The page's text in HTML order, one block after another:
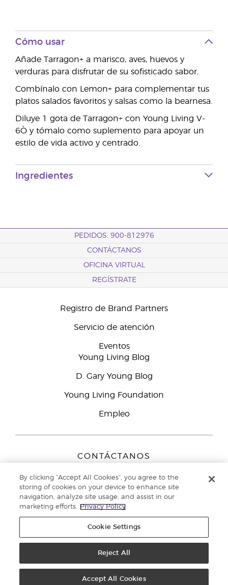
Cómo usar
Añade Tarragon+ a marisco, aves, huevos y
verduras para disfrutar de su sofisticado sabor.
Combínalo con Lemon+ para complementar tus
platos salados favoritos y salsas como la bearnesa.
Diluye 1 gota de Tarragon+ con Young Living V-
6Ò y tómalo como suplemento para apoyar un
estilo de vida activo y centrado.
Ingredientes
PEDIDOS: 900-812976
CONTÁCTANOS
OFICINA VIRTUAL
REGÍSTRATE
Registro de Brand Partners
Servicio de atención
Eventos
Young Living Blog
D. Gary Young Blog
Young Living Foundation
Empleo
CONTÁCTANOS
Peizerweg 97
9727 AJ Groningen
Netherlands
Servicio de atención:900-812976
reservados. |Política de privacidad
By clicking “Accept All Cookies”, you agree to the
storing of cookies on your device to enhance site
navigation, analyze site usage, and assist in our
marketing efforts.
Privacy Policy
Cookie Settings
Reject All
Accept All Cookies